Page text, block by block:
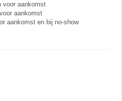
voor aankomst
aankomst
aankomst en bij no-show